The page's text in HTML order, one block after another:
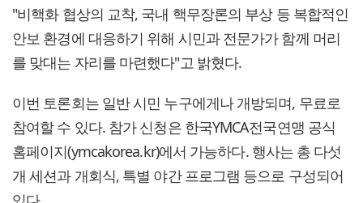
"비핵화 협상의 교착, 국내 핵무장론의 부상 등 복합적인
안보 환경에 대응하기 위해 시민과 전문가가 함께 머리
를 맞대는 자리를 마련했다"고 밝혔다.
이번 토론회는 일반 시민 누구에게나 개방되며, 무료로
참여할 수 있다. 참가 신청은 한국YMCA전국연맹 공식
홈페이지(ymcakorea.kr)에서 가능하다. 행사는 총 다섯
개 세션과 개회식, 특별 야간 프로그램 등으로 구성되어